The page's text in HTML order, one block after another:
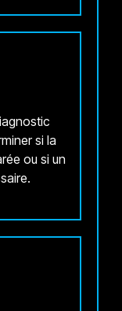
si la
ou si un